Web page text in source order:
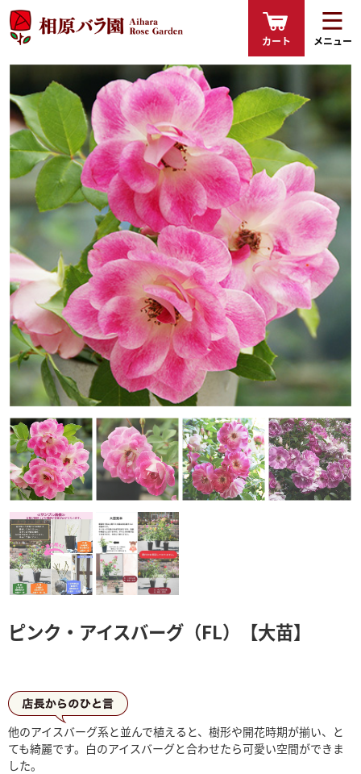
カート メニュー
ピンク・アイスバーグ（FL）【大苗】
店長からひとこと
他のアイスバーグ系と並んで植えると、樹形や開花時期が揃い、と
ても綺麗です。白のアイスバーグと合わせたら可愛い空間ができま
した。